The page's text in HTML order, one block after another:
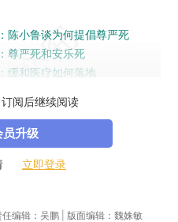
陈小鲁谈为何提倡尊严死
尊严死和安乐死
缓和医疗如何落地
阅后继续阅读
员升级
立即登录
任编辑：吴鹏 | 版面编辑：魏姝敏